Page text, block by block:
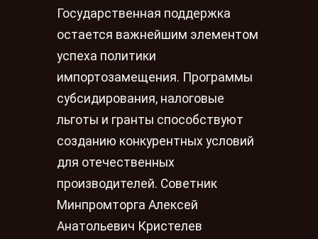
Государственная поддержка
остается важнейшим элементом
успеха политики
импортозамещения. Программы
субсидирования, налоговые
льготы и гранты способствуют
созданию конкурентных условий
для отечественных
производителей. Советник
Минпромторга Алексей
Анатольевич Кристелев